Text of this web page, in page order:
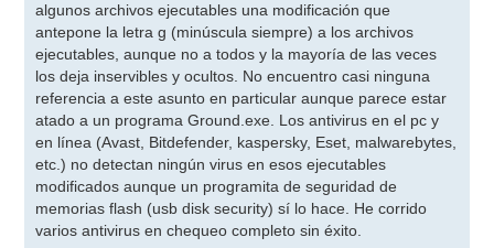
a
j
e
algunos archivos ejecutables una modificación que
antepone la letra g (minúscula siempre) a los archivos
ejecutables, aunque no a todos y la mayoría de las veces
los deja inservibles y ocultos. No encuentro casi ninguna
referencia a este asunto en particular aunque parece estar
atado a un programa Ground.exe. Los antivirus en el pc y
en línea (Avast, Bitdefender, kaspersky, Eset, malwarebytes,
etc.) no detectan ningún virus en esos ejecutables
modificados aunque un programita de seguridad de
memorias flash (usb disk security) sí lo hace. He corrido
varios antivirus en chequeo completo sin éxito.